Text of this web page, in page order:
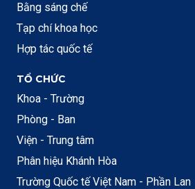
Bằng sáng chế
Tạp chí khoa học
Hợp tác quốc tế
TỔ CHỨC
Khoa - Trường
Phòng - Ban
Viện - Trung tâm
Phân hiệu Khánh Hòa
Trường Quốc tế Việt Nam - Phần Lan